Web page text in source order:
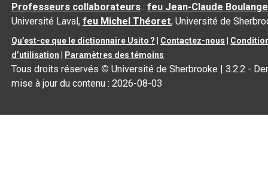
Professeurs collaborateurs :feu Jean-Claude
Université Laval,feu Michel Théoret, Université de
Qu’est-ce que le dictionnaire Usito ? Contactez-nous
d’utilisation
Paramètres des témoins
Tous droits réservés © Université de Sherbrooke |3.2.2 -
mise à jour du contenu :2026-08-03